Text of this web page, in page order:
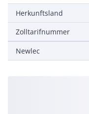
Herkunftsland
Zolltarifnummer
Newlec